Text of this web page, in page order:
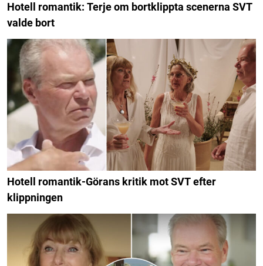
Hotell romantik: Terje om bortklippta scenerna SVT
valde bort
Hotell romantik-Görans kritik mot SVT efter
klippningen